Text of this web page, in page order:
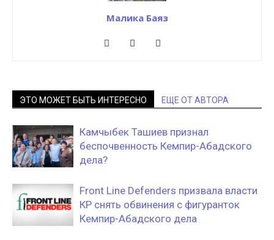
Малика Баяз
ЭТО МОЖЕТ БЫТЬ ИНТЕРЕСНО ЕЩЕ ОТ АВТОРА
Камчыбек Ташиев признал
беспочвенность Кемпир-Абадского
дела?
Front Line Defenders призвала власти
КР снять обвинения с фигуранток
Кемпир-Абадского дела